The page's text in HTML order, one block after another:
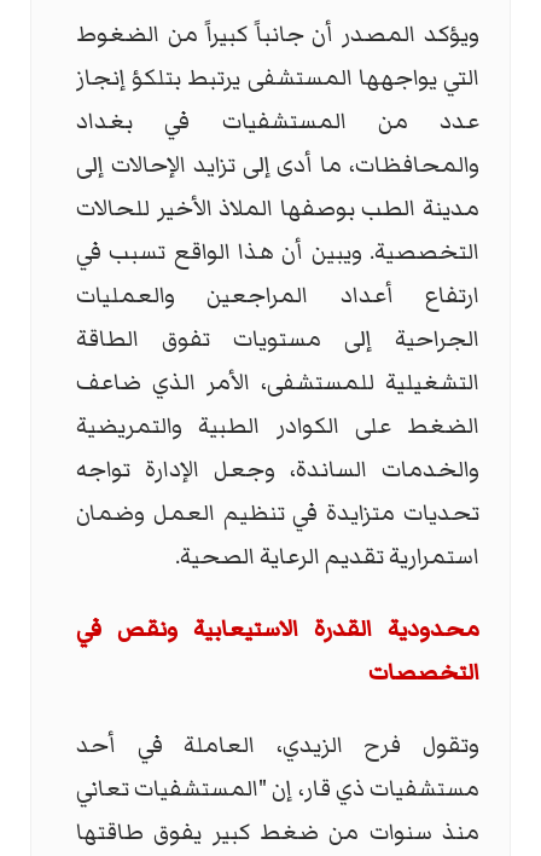
ويؤكد المصدر أن جانباً كبيراً من الضغوط
التي يواجهها المستشفى يرتبط بتلكؤ إنجاز
عدد من المستشفيات في بغداد
والمحافظات، ما أدى إلى تزايد الإحالات إلى
مدينة الطب بوصفها الملاذ الأخير للحالات
التخصصية. ويبين أن هذا الواقع تسبب في
ارتفاع أعداد المراجعين والعمليات
الجراحية إلى مستويات تفوق الطاقة
التشغيلية للمستشفى، الأمر الذي ضاعف
الضغط على الكوادر الطبية والتمريضية
والخدمات الساندة، وجعل الإدارة تواجه
تحديات متزايدة في تنظيم العمل وضمان
استمرارية تقديم الرعاية الصحية.
محدودية القدرة الاستيعابية ونقص في
التخصصات
وتقول فرح الزيدي، العاملة في أحد
مستشفيات ذي قار، إن "المستشفيات تعاني
منذ سنوات من ضغط كبير يفوق طاقتها